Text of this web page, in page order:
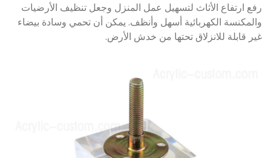
رفع ارتفاع الأثاث لتسهيل عمل المنزل وجعل تنظيف الأرضيات
والمكنسة الكهربائية أسهل وأنظف. يمكن أن تحمي وسادة بيضاء
غير قابلة للانزلاق تحتها من خدش الأرض.